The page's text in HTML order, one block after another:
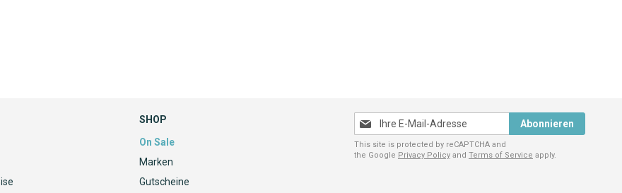
SHOP
On Sale
Marken
Gutscheine
Melden
Sie
sich
für
Abonnieren
This site is protected by reCAPTCHA and
the Google Privacy Policyand Terms of Service apply.